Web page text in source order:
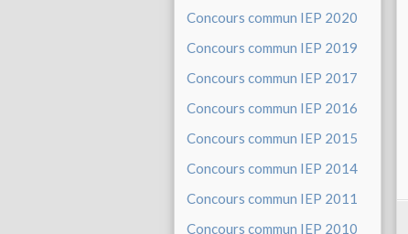
Concours commun IEP 2020
Concours commun IEP 2019
Concours commun IEP 2017
Concours commun IEP 2016
Concours commun IEP 2015
Concours commun IEP 2014
Concours commun IEP 2011
Concours commun IEP 2010